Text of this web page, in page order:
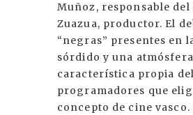
Muñoz, responsable
Zuazua, productor. El
“negras” presentes en
sórdido y una
característica propia
programadores que
concepto de cine